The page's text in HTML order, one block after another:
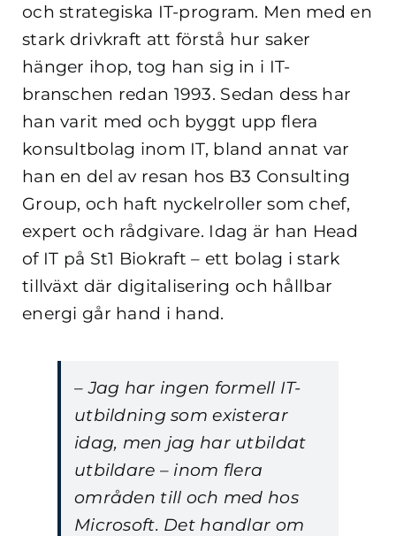
och strategiska IT-program. Men med en
stark drivkraft att förstå hur saker
hänger ihop, tog han sig in i IT-
branschen redan 1993. Sedan dess har
han varit med och byggt upp flera
konsultbolag inom IT, bland annat var
han en del av resan hos B3 Consulting
Group, och haft nyckelroller som chef,
expert och rådgivare. Idag är han Head
of IT på St1 Biokraft – ett bolag i stark
tillväxt där digitalisering och hållbar
energi går hand i hand.
– Jag har ingen formell IT-
utbildning som existerar
idag, men jag har utbildat
utbildare – inom flera
områden till och med hos
Microsoft. Det handlar om